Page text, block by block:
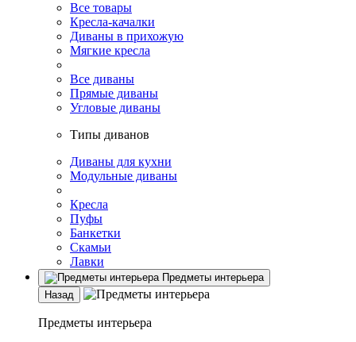
Все товары
Кресла-качалки
Диваны в прихожую
Мягкие кресла
Все диваны
Прямые диваны
Угловые диваны
Типы диванов
Диваны для кухни
Модульные диваны
Кресла
Пуфы
Банкетки
Скамьи
Лавки
Предметы интерьера
Назад
Предметы интерьера